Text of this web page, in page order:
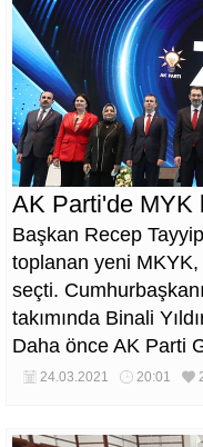
AK Parti'de MYK
Başkan Recep
toplanan yeni
seçti.
takımında Binali
Daha önce AK Parti
görevini üstlenen
24.03.2021 20:01